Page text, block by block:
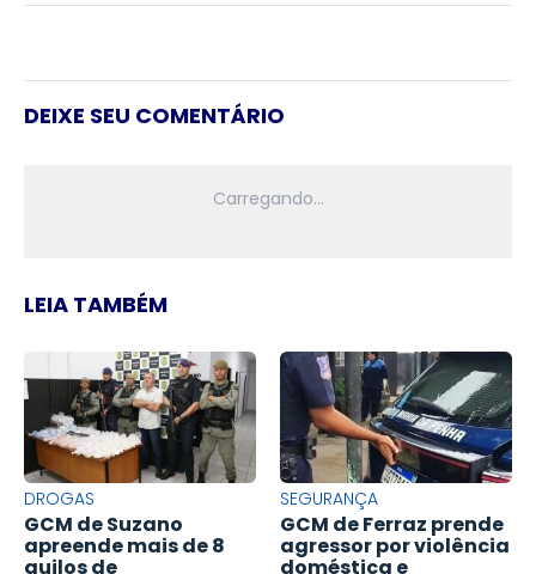
DEIXE SEU COMENTÁRIO
LEIA TAMBÉM
DROGAS
GCM de Suzano
apreende mais de 8
quilos de
SEGURANÇA
GCM de Ferraz prende
agressor por violência
doméstica e